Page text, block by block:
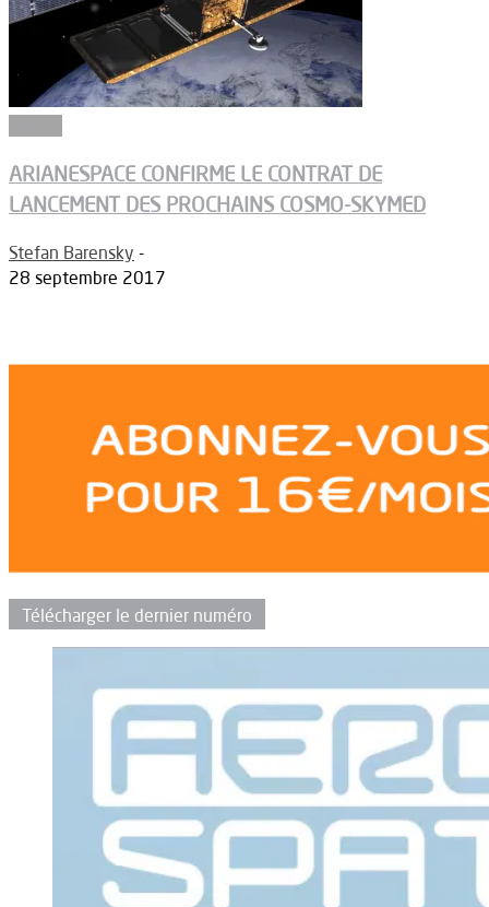
ARIANESPACE CONFIRME LE CONTRAT DE
LANCEMENT DES PROCHAINS COSMO-SKYMED
Stefan Barensky -
28 septembre 2017
Télécharger le dernier numéro